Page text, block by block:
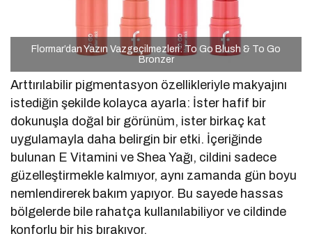
Flormar’dan Yazın Vazgeçilmezleri: To Go Blush & To Go
Bronzer
Arttırılabilir pigmentasyon özellikleriyle makyajını
istediğin şekilde kolayca ayarla: İster hafif bir
dokunuşla doğal bir görünüm, ister birkaç kat
uygulamayla daha belirgin bir etki. İçeriğinde
bulunan E Vitamini ve Shea Yağı, cildini sadece
güzelleştirmekle kalmıyor, aynı zamanda gün boyu
nemlendirerek bakım yapıyor. Bu sayede hassas
bölgelerde bile rahatça kullanılabiliyor ve cildinde
konforlu bir his bırakıyor.